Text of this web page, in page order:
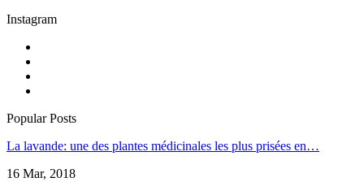
Instagram
Popular Posts
La lavande: une des plantes médicinales les plus prisées en…
16 Mar, 2018